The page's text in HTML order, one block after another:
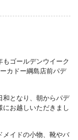
ゴールデンウイーク
カドー綱島店前パデ
和となり、朝からパデ
お越しいただきまし
メイドの小物、靴やバ